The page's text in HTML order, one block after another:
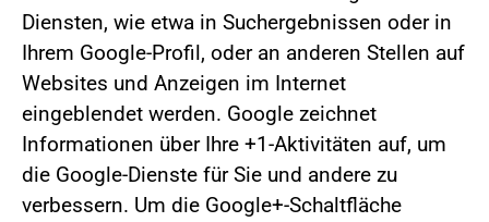
Diensten, wie etwa in Suchergebnissen oder in
Ihrem Google-Profil, oder an anderen Stellen auf
Websites und Anzeigen im Internet
eingeblendet werden. Google zeichnet
Informationen über Ihre +1-Aktivitäten auf, um
die Google-Dienste für Sie und andere zu
verbessern. Um die Google+-Schaltfläche